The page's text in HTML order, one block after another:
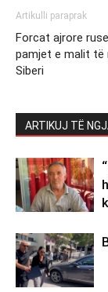
Artikulli paraprak
Forcat ajrore
pamjet e malit të
Siberi
ARTIKUJ TË